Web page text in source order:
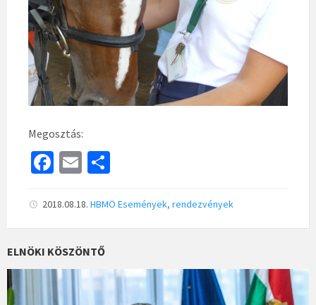
Megosztás:
Fa
b
o
o
k
E
ai
l
ar
e
2018.08.18. HBMÖ Események, rendezvények
ELNÖKI KÖSZÖNTŐ